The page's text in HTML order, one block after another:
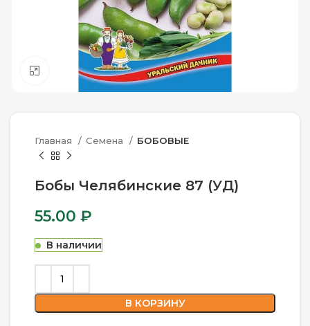
Нажмите, чтобы увеличить
Главная Семена БОБОВЫЕ
Бобы Челябинские 87 (УД)
55.00 ₽
В наличии
В КОРЗИНУ